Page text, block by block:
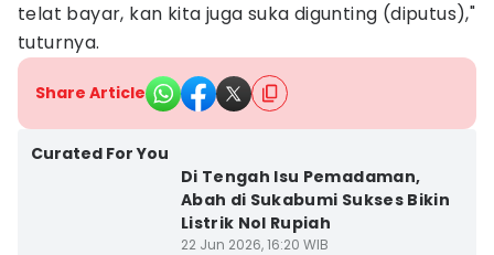
telat bayar, kan kita juga suka digunting (diputus),"
tuturnya.
Share Article
Curated For You
Di Tengah Isu Pemadaman,
Abah di Sukabumi Sukses Bikin
Listrik Nol Rupiah
22 Jun 2026, 16:20 WIB